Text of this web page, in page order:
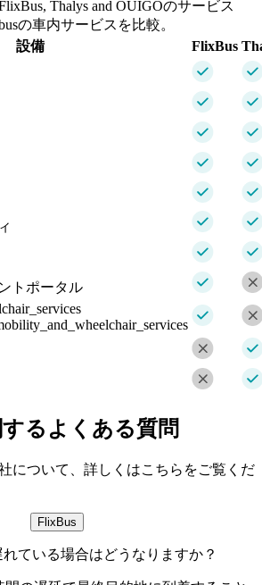
Thalys and OUIGOのサービス
の車内サービスを比較。
設備
FlixBus
トポータル
るよくある質問
について、詳しくはこちらをご覧くだ
FlixBus
ている場合はどうなりますか？